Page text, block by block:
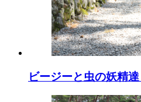
ビージーと虫の妖精